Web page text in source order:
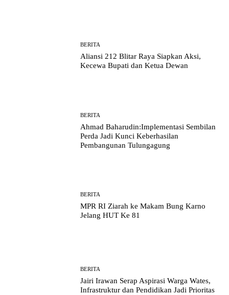
BERITA
Aliansi 212 Blitar Raya Siapkan Aksi,
Kecewa Bupati dan Ketua Dewan
BERITA
Ahmad Baharudin:Implementasi Sembilan
Perda Jadi Kunci Keberhasilan
Pembangunan Tulungagung
BERITA
MPR RI Ziarah ke Makam Bung Karno
Jelang HUT Ke 81
BERITA
Jairi Irawan Serap Aspirasi Warga Wates,
Infrastruktur dan Pendidikan Jadi Prioritas